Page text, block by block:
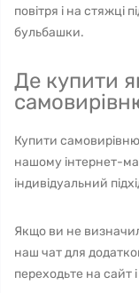
повітря і на стяжці
бульбашки.
Де купити
Купити
нашому інтернет-
індивідуальний
Якщо ви не
наш чат для
переходьте на сайт